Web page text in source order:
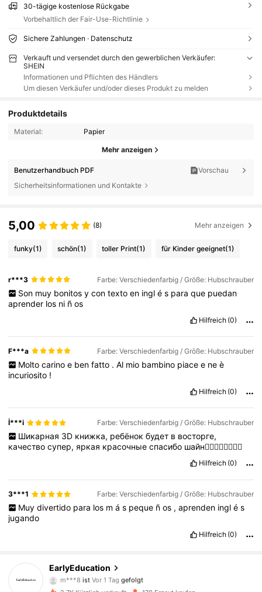
30-tägige kostenlose Rückgabe
Vorbehaltlich der Fair-Use-Richtlinie
Sichere Zahlungen · Datenschutz
Verkauft und versendet durch den gewerblichen Verkäufer:
SHEIN
Informationen und Pflichten des Händlers
Um diesen Verkäufer und/oder dieses Produkt zu melden
Produktdetails
Material: Papier
Mehr anzeigen
Benutzerhandbuch PDF
Vorschau
Sicherheitsinformationen und Kontakte
5,00 (8) Mehr anzeigen
funky(1) schön(1) toller Print(1) für Kinder geeignet(1)
r***3 Farbe: Verschiedenfarbig / Größe: Hubschrauber
Son muy bonitos y con texto en ingl é s para que puedan
aprender los ni ños
Hilfreich (0)
F***a Farbe: Verschiedenfarbig / Größe: Hubschrauber
Molto carino e ben fatto . Al mio bambino piace e ne è
incuriosito !
Hilfreich (0)
İ***i Farbe: Verschiedenfarbig / Größe: Hubschrauber
Шикарная 3D книжка, ребёнок будет в восторге,
качествосупер, яркая красочныеспасибо шайн❤️‍🔥❤️‍🔥❤️‍🔥❤️‍🔥
Hilfreich (0)
3***1 Farbe: Verschiedenfarbig / Größe: Hubschrauber
Muy divertido para los m á s peque ñ os , aprenden ingl é s
jugando
Hilfreich (0)
EarlyEducation
m***8istVor 1 Tag
4,88
2.4K Follower